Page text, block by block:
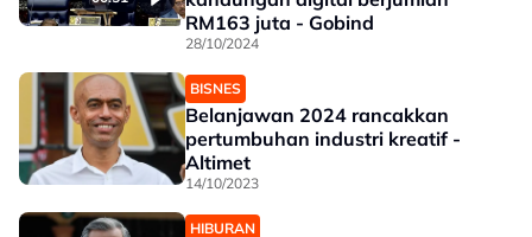
RM163 juta - Gobind
28/10/2024
BISNES
Belanjawan 2024 rancakkan
pertumbuhan industri kreatif -
Altimet
14/10/2023
HIBURAN